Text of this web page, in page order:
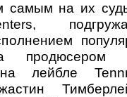
самым на их
продюсером
лейбле